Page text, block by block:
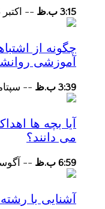
3:15 ب.ظ -- اکتبر 5, 2018
چگونه از
آموزشی
3:39 ب.ظ -- سپتامبر
آیا بچه ها
می دانند؟
6:59 ب.ظ -- آگوست
آشنایی با